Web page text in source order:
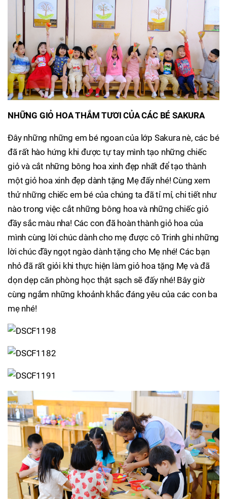
NHỮNG GIỎ HOA THẮM TƯƠI CỦA CÁC BÉ SAKURA
Đây những những em bé ngoan của lớp Sakura nè, các bé
đã rất hào hứng khi được tự tay mình tạo những chiếc
giỏ và cắt những bông hoa xinh đẹp nhất để tạo thành
một giỏ hoa xinh đẹp dành tặng Mẹ đấy nhé! Cùng xem
thử những chiếc em bé của chúng ta đã tỉ mỉ, chi tiết như
nào trong việc cắt những bông hoa và những chiếc giỏ
đầy sắc màu nha! Các con đã hoàn thành giỏ hoa của
mình cùng lời chúc dành cho mẹ được cô Trinh ghi những
lời chúc đầy ngọt ngào dành tặng cho Mẹ nhé! Các bạn
nhỏ đã rất giỏi khi thực hiện làm giỏ hoa tặng Mẹ và đã
dọn dẹp căn phòng học thật sạch sẽ đấy nhé! Bây giờ
cùng ngắm những khoảnh khắc đáng yêu của các con ba
mẹ nhé!